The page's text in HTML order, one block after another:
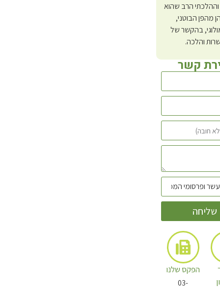
הרב שהוא
מהפן הבוטני,
בהקשר של
והלכה.
קשר
שליחה
הפקס שלנו
03-